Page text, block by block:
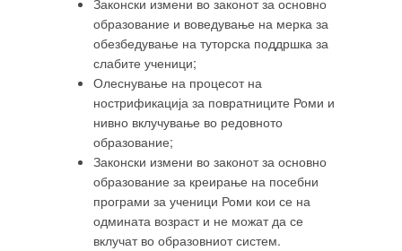
Законски измени во законот за основно
образование и воведување на мерка за
обезбедување на туторска поддршка за
слабите ученици;
Олеснување на процесот на
нострификација за повратниците Роми и
нивно вклучување во редовното
образование;
Законски измени во законот за основно
образование за креирање на посебни
програми за ученици Роми кои се на
одмината возраст и не можат да се
вклучат во образовниот систем.